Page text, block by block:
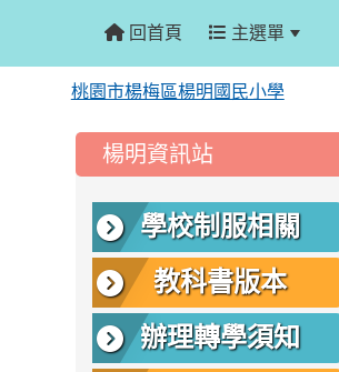
回首頁 主選單
桃園市楊梅區楊明國民小學
::: 楊明資訊站
學校制服相關
教科書版本
辦理轉學須知